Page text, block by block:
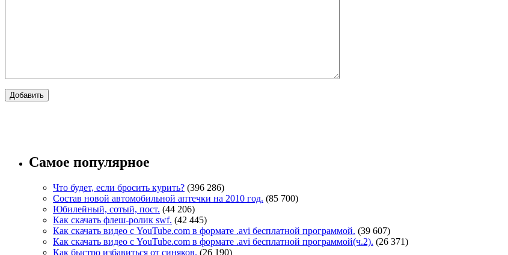
Самое популярное
Что будет, если бросить курить? (396 286)
Состав новой автомобильной аптечки на 2010 год. (85 700)
Юбилейный, сотый, пост. (44 206)
Как скачать флеш-ролик swf. (42 445)
Как скачать видео с YouTube.com в формате .avi бесплатной программой. (39 607)
Как скачать видео с YouTube.com в формате .avi бесплатной программой(ч.2). (26 371)
Как быстро избавиться от синяков. (26 190)